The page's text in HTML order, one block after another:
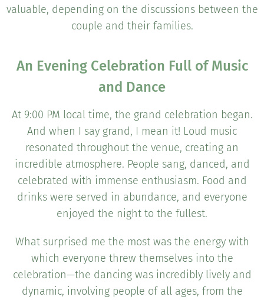
valuable, depending on the discussions between the
couple and their families.
An Evening Celebration Full of Music
and Dance
At 9:00 PM local time, the grand celebration began.
And when I say grand, I mean it! Loud music
resonated throughout the venue, creating an
incredible atmosphere. People sang, danced, and
celebrated with immense enthusiasm. Food and
drinks were served in abundance, and everyone
enjoyed the night to the fullest.
What surprised me the most was the energy with
which everyone threw themselves into the
celebration—the dancing was incredibly lively and
dynamic, involving people of all ages, from the